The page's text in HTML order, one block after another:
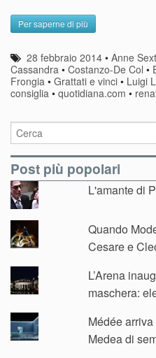
Per saperne di più
28 febbraio 2014 •Anne
Cassandra • Costanzo-De Col •
Frongia • Grattati e vinci • Luigi
consiglia • quotidiana.com •
Post più popolari
L'amante di
Quando
Cesare e
L’Arena
maschera:
Médée
Medea di